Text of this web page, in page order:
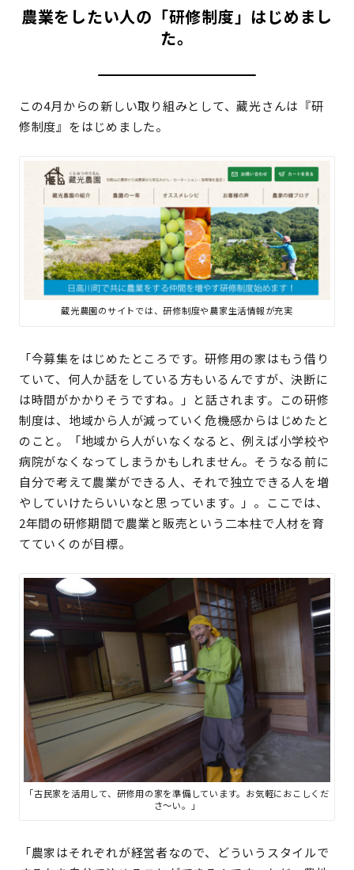
農業をしたい人の「研修制度」はじめまし
た。
この4月からの新しい取り組みとして、藏光さんは『研
修制度』をはじめました。
蔵光農園のサイトでは、研修制度や農家生活情報が充実
「今募集をはじめたところです。研修用の家はもう借り
ていて、何人か話をしている方もいるんですが、決断に
は時間がかかりそうですね。」と話されます。この研修
制度は、地域から人が減っていく危機感からはじめたと
のこと。「地域から人がいなくなると、例えば小学校や
病院がなくなってしまうかもしれません。そうなる前に
自分で考えて農業ができる人、それで独立できる人を増
やしていけたらいいなと思っています。」。ここでは、
2年間の研修期間で農業と販売という二本柱で人材を育
てていくのが目標。
「古民家を活用して、研修用の家を準備しています。お気軽におこしくだ
さ～い。」
「農家はそれぞれが経営者なので、どういうスタイルで